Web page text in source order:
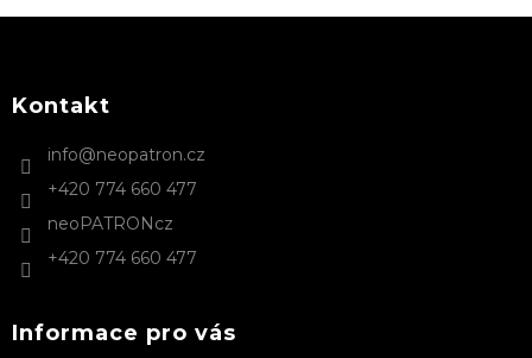
aKontakt
info@neopatron.cz
+420 774 660 477
neoPATRONcz
+420 774 660 477
Informace pro vás